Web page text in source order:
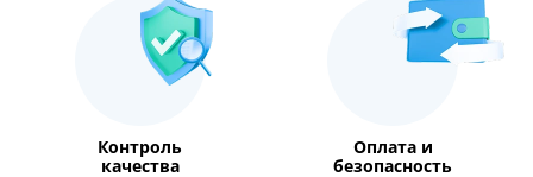
Контроль
качества
Оплата и
безопасность